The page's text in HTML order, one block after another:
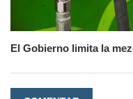
El Gobierno limita la